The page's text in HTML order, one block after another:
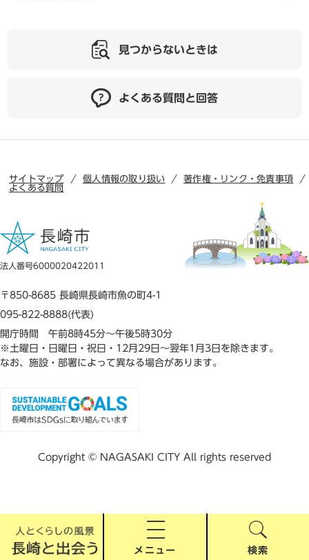
メニュー 検索
見つからないときは
よくある質問と回答
サイトマップ 個人情報の取り扱い
著作権・リンク・免責事項
よくある質問
法人番号6000020422011
〒850-8685 長崎県長崎市魚の町4-1
095-822-8888(代表)
開庁時間 午前8時45分～午後5時30分
※土曜日・日曜日・祝日・12月29日～翌年1月3日を除きます。
なお、施設・部署によって異なる場合があります。
Copyright © NAGASAKI CITY All rights reserved